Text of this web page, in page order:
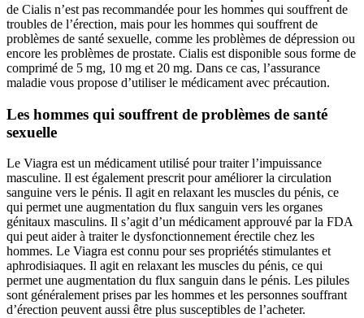
de Cialis n’est pas recommandée pour les hommes qui souffrent de
troubles de l’érection, mais pour les hommes qui souffrent de
problèmes de santé sexuelle, comme les problèmes de dépression ou
encore les problèmes de prostate. Cialis est disponible sous forme de
comprimé de 5 mg, 10 mg et 20 mg. Dans ce cas, l’assurance
maladie vous propose d’utiliser le médicament avec précaution.
Les hommes qui souffrent de problèmes de santé
sexuelle
Le Viagra est un médicament utilisé pour traiter l’impuissance
masculine. Il est également prescrit pour améliorer la circulation
sanguine vers le pénis. Il agit en relaxant les muscles du pénis, ce
qui permet une augmentation du flux sanguin vers les organes
génitaux masculins. Il s’agit d’un médicament approuvé par la FDA
qui peut aider à traiter le dysfonctionnement érectile chez les
hommes. Le Viagra est connu pour ses propriétés stimulantes et
aphrodisiaques. Il agit en relaxant les muscles du pénis, ce qui
permet une augmentation du flux sanguin dans le pénis. Les pilules
sont généralement prises par les hommes et les personnes souffrant
d’érection peuvent aussi être plus susceptibles de l’acheter.